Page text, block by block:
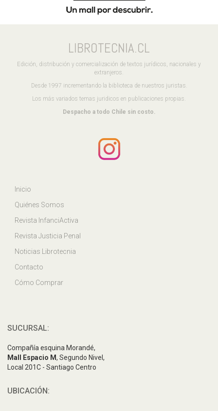
LIBROTECNIA.CL
Edición, distribución y comercialización de textos jurídicos, nacionales y
extranjeros.
Desde 1997 incrementando la biblioteca de nuestros juristas.
Los más variados temas juridicos en publicaciones propias.
Despacho a todo Chile sin costo.
Inicio
Quiénes Somos
Revista InfanciActiva
Revista Justicia Penal
Noticias Librotecnia
Contacto
Cómo Comprar
SUCURSAL:
Compañía esquina Morandé,
Mall Espacio M, Segundo Nivel,
Local 201C - Santiago Centro
UBICACIÓN: